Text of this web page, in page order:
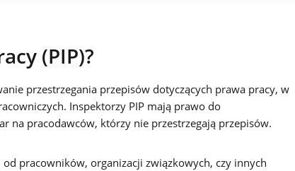
(PIP)?
przestrzegania przepisów dotyczących prawa pracy, w
Inspektorzy PIP mają prawo do
na pracodawców, którzy nie przestrzegają przepisów.
pracowników, organizacji związkowych, czy innych